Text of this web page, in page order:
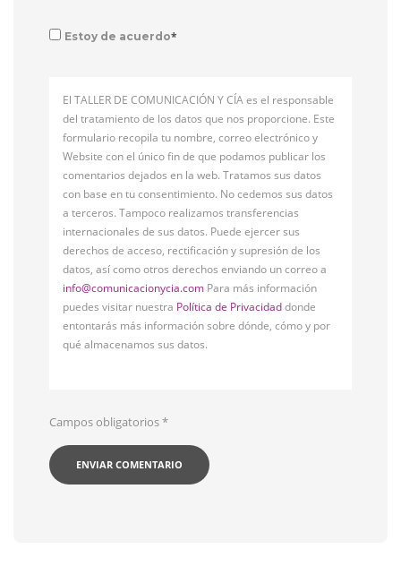
Estoy de acuerdo*
El TALLER DE COMUNICACIÓN Y CÍA es el responsable
del tratamiento de los datos que nos proporcione. Este
formulario recopila tu nombre, correo electrónico y
Website con el único fin de que podamos publicar los
comentarios dejados en la web. Tratamos sus datos
con base en tu consentimiento. No cedemos sus datos
a terceros. Tampoco realizamos transferencias
internacionales de sus datos. Puede ejercer sus
derechos de acceso, rectificación y supresión de los
datos, así como otros derechos enviando un correo a
info@comunicacionycia.com Para más información
puedes visitar nuestra Política de Privacidaddonde
entontarás más información sobre dónde, cómo y por
qué almacenamos sus datos.
Campos obligatorios*